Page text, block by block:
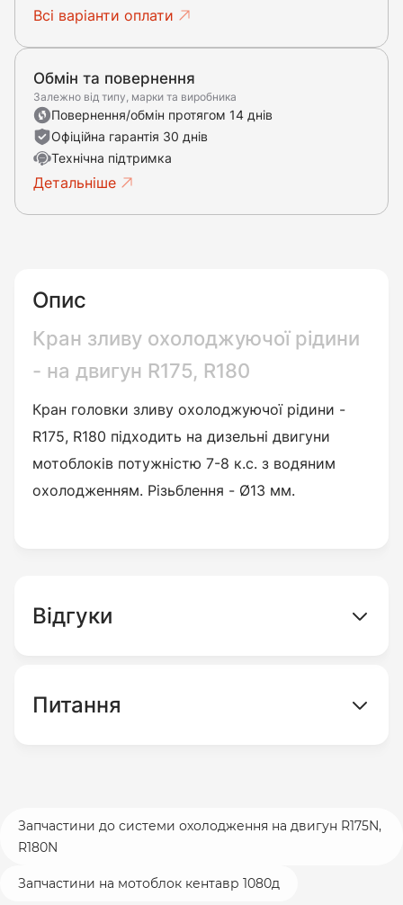
Всі варіанти оплати
Обмін та повернення
Залежно від типу, марки та виробника
Повернення/обмін протягом 14 днів
Офіційна гарантія 30 днів
Технічна підтримка
Детальніше
Опис
Кран зливу охолоджуючої рідини
- на двигун R175, R180
Кран головки зливу охолоджуючої рідини -
R175, R180 підходить на дизельні двигуни
мотоблоків потужністю 7-8 к.с. з водяним
охолодженням. Різьблення - Ø13 мм.
Відгуки
Питання
Запчастини до системи охолодження на двигун R175N,
R180N
Запчастини на мотоблок кентавр 1080д